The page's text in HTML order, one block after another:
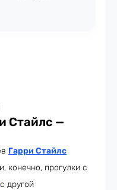
Стайлс —
Гарри Стайлс
конечно, прогулки с
с другой